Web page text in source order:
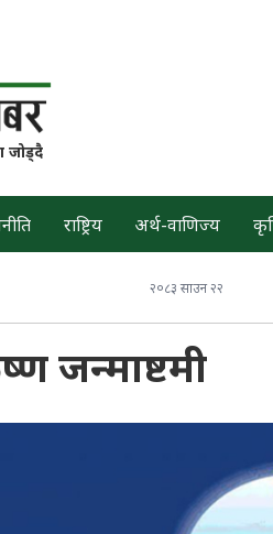
जोड्दै
राष्ट्रिय अर्थ-वाणिज्य
२०८३ साउन २२
जन्माष्टमी